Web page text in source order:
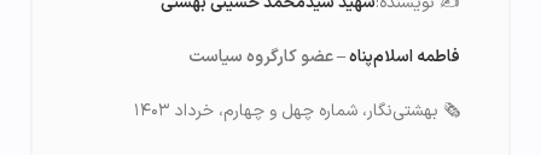
فاطمه اسلام‌پناه– عضو کارگروه سیاست
🗞️ بهشتی‌نگار، شماره چهل و چهارم، خرداد ۱۴۰۳